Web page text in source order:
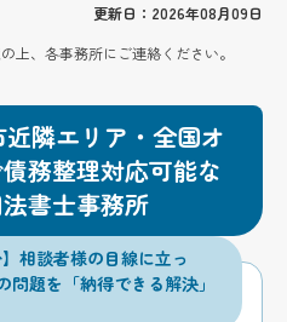
更新日：2026年08月09日
上、各事務所にご連絡ください。
隣エリア・全国オ
務整理対応可能な
書士事務所
相談者様の目線に立っ
題を「納得できる解決」